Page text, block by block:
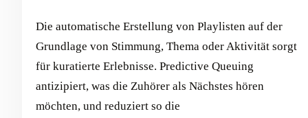
Die automatische Erstellung von Playlisten auf der
Grundlage von Stimmung, Thema oder Aktivität sorgt
für kuratierte Erlebnisse. Predictive Queuing
antizipiert, was die Zuhörer als Nächstes hören
möchten, und reduziert so die